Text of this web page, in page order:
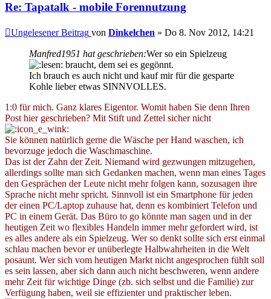
Re: Tapatalk - mobile Forennutzung
Ungelesener Beitrag von Dinkelchen » Do 8. Nov 2012, 14:21
Manfred1951 hat geschrieben:Wer so ein Spielzeug
braucht, dem sei es gegönnt.
Ich brauch es auch nicht und kauf mir für die gesparte
Kohle lieber etwas SINNVOLLES.
1:0 für mich. Ganz klares Eigentor. Womit haben Sie denn Ihren
Post hier geschrieben? Mit Stift und Zettel sicher nicht
Sie können natürlich gerne die Wäsche per Hand waschen, ich
bevorzuge jedoch die Waschmaschine.
Das ist der Zahn der Zeit. Niemand wird gezwungen mitzugehen,
allerdings sollte man sich Gedanken machen, wenn man eines Tages
den Gesprächen der Leute nicht mehr folgen kann, sozusagen ihre
Sprache nicht mehr spricht. Sinnvoll ist ein Smartphone für jeden
der einen PC/Laptop zuhause hat, denn es kombiniert Telefon und
PC in einem Gerät. Das Büro to go könnte man sagen und in der
heutigen Zeit wo flexibles Handeln immer mehr gefordert wird, ist
es alles andere als ein Spielzeug. Wer so denkt sollte sich erst einmal
schlau machen bevor er unüberlegte Halbwahrheiten in die Welt
posaunt. Wer sich vom heutigen Markt nicht angesprochen fühlt soll
es sein lassen, aber sich dann auch nicht beschweren, wenn andere
mehr Zeit für wichtige Dinge (zb. sich selbst und die Familie) zur
Verfügung haben, weil sie effizienter und praktischer leben.